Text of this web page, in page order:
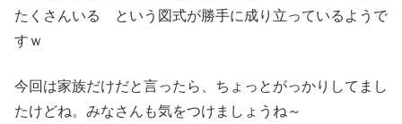
たくさんいる という図式が勝手に成り立っているようで
すｗ
今回は家族だけだと言ったら、ちょっとがっかりしてまし
たけどね。みなさんも気をつけましょうね～